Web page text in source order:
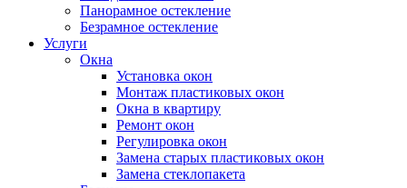
Панорамное остекление
Безрамное остекление
Услуги
Окна
Установка окон
Монтаж пластиковых окон
Окна в квартиру
Ремонт окон
Регулировка окон
Замена старых пластиковых окон
Замена стеклопакета